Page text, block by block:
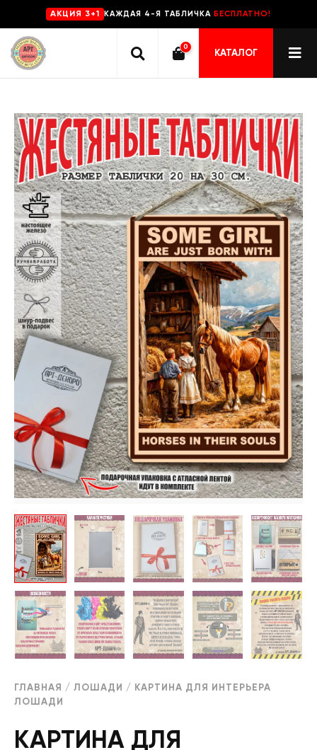
AKЦИЯ 3+1 КАЖДАЯ 4-Я ТАБЛИЧКА БЕСПЛАТНО!
0
КАТАЛОГ
ГЛАВНАЯ / ЛОШАДИ / КАРТИНА ДЛЯ ИНТЕРЬЕРА
ЛОШАДИ
КАРТИНА ДЛЯ